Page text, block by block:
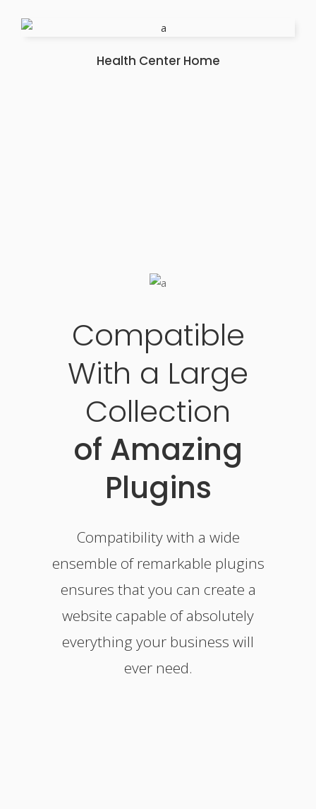
Health Center Home
Compatible
With a Large
Collection
of Amazing
Plugins
Compatibility with a wide
ensemble of remarkable plugins
ensures that you can create a
website capable of absolutely
everything your business will
ever need.